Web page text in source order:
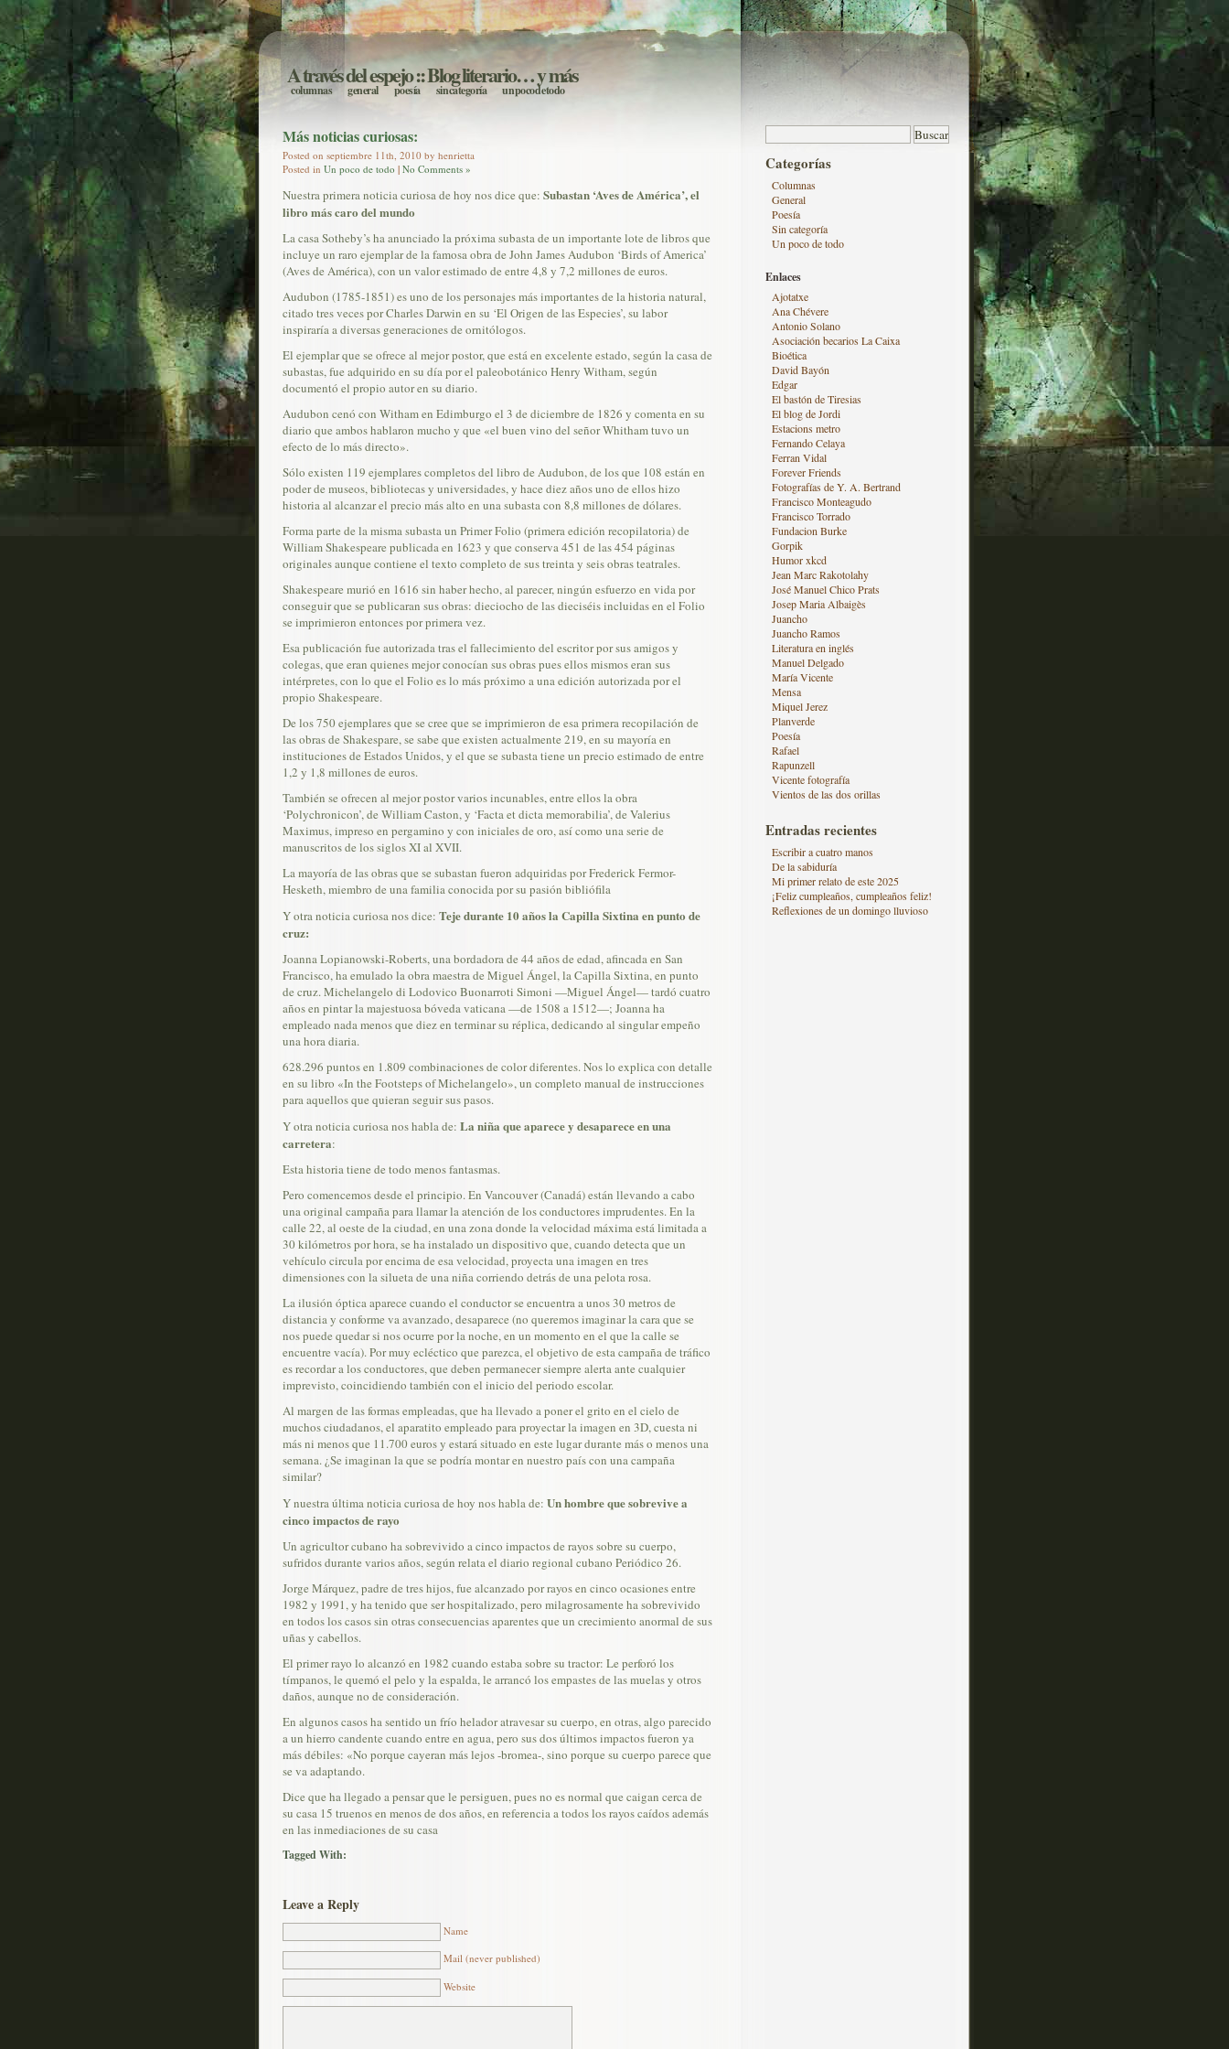
A través del espejo:: Blog literario… y más
columnas general poesía sin categoría un poco de todo
Más noticias curiosas:
Posted on septiembre 11th, 2010 by henrietta
Posted in Un poco de todo | No Comments »
Nuestra primera noticia curiosa de hoy nos dice que: Subastan ‘Aves de América’, el
libro más caro del mundo
La casa Sotheby’s ha anunciado la próxima subasta de un importante lote de libros que
incluye un raro ejemplar de la famosa obra de John James Audubon ‘Birds of America’
(Aves de América), con un valor estimado de entre 4,8 y 7,2 millones de euros.
Audubon (1785-1851) es uno de los personajes más importantes de la historia natural,
citado tres veces por Charles Darwin en su ‘El Origen de las Especies’, su labor
inspiraría a diversas generaciones de ornitólogos.
El ejemplar que se ofrece al mejor postor, que está en excelente estado, según la casa de
subastas, fue adquirido en su día por el paleobotánico Henry Witham, según
documentó el propio autor en su diario.
Audubon cenó con Witham en Edimburgo el 3 de diciembre de 1826 y comenta en su
diario que ambos hablaron mucho y que «el buen vino del señor Whitham tuvo un
efecto de lo más directo».
Sólo existen 119 ejemplares completos del libro de Audubon, de los que 108 están en
poder de museos, bibliotecas y universidades, y hace diez años uno de ellos hizo
historia al alcanzar el precio más alto en una subasta con 8,8 millones de dólares.
Forma parte de la misma subasta un Primer Folio (primera edición recopilatoria) de
William Shakespeare publicada en 1623 y que conserva 451 de las 454 páginas
originales aunque contiene el texto completo de sus treinta y seis obras teatrales.
Shakespeare murió en 1616 sin haber hecho, al parecer, ningún esfuerzo en vida por
conseguir que se publicaran sus obras: dieciocho de las dieciséis incluidas en el Folio
se imprimieron entonces por primera vez.
Esa publicación fue autorizada tras el fallecimiento del escritor por sus amigos y
colegas, que eran quienes mejor conocían sus obras pues ellos mismos eran sus
intérpretes, con lo que el Folio es lo más próximo a una edición autorizada por el
propio Shakespeare.
De los 750 ejemplares que se cree que se imprimieron de esa primera recopilación de
las obras de Shakespare, se sabe que existen actualmente 219, en su mayoría en
instituciones de Estados Unidos, y el que se subasta tiene un precio estimado de entre
1,2 y 1,8 millones de euros.
También se ofrecen al mejor postor varios incunables, entre ellos la obra
‘Polychronicon’, de William Caston, y ‘Facta et dicta memorabilia’, de Valerius
Maximus, impreso en pergamino y con iniciales de oro, así como una serie de
manuscritos de los siglos XI al XVII.
La mayoría de las obras que se subastan fueron adquiridas por Frederick Fermor-
Hesketh, miembro de una familia conocida por su pasión bibliófila
Y otra noticia curiosa nos dice: Teje durante 10 años la Capilla Sixtina en punto de
cruz:
Joanna Lopianowski-Roberts, una bordadora de 44 años de edad, afincada en San
Francisco, ha emulado la obra maestra de Miguel Ángel, la Capilla Sixtina, en punto
de cruz. Michelangelo di Lodovico Buonarroti Simoni —Miguel Ángel— tardó cuatro
años en pintar la majestuosa bóveda vaticana —de 1508 a 1512—; Joanna ha
empleado nada menos que diez en terminar su réplica, dedicando al singular empeño
una hora diaria.
628.296 puntos en 1.809 combinaciones de color diferentes. Nos lo explica con detalle
en su libro «In the Footsteps of Michelangelo», un completo manual de instrucciones
para aquellos que quieran seguir sus pasos.
Y otra noticia curiosa nos habla de: La niña que aparece y desaparece en una
carretera:
Esta historia tiene de todo menos fantasmas.
Pero comencemos desde el principio. En Vancouver (Canadá) están llevando a cabo
una original campaña para llamar la atención de los conductores imprudentes. En la
calle 22, al oeste de la ciudad, en una zona donde la velocidad máxima está limitada a
30 kilómetros por hora, se ha instalado un dispositivo que, cuando detecta que un
vehículo circula por encima de esa velocidad, proyecta una imagen en tres
dimensiones con la silueta de una niña corriendo detrás de una pelota rosa.
La ilusión óptica aparece cuando el conductor se encuentra a unos 30 metros de
distancia y conforme va avanzado, desaparece (no queremos imaginar la cara que se
nos puede quedar si nos ocurre por la noche, en un momento en el que la calle se
encuentre vacía). Por muy ecléctico que parezca, el objetivo de esta campaña de tráfico
es recordar a los conductores, que deben permanecer siempre alerta ante cualquier
imprevisto, coincidiendo también con el inicio del periodo escolar.
Al margen de las formas empleadas, que ha llevado a poner el grito en el cielo de
muchos ciudadanos, el aparatito empleado para proyectar la imagen en 3D, cuesta ni
más ni menos que 11.700 euros y estará situado en este lugar durante más o menos una
semana. ¿Se imaginan la que se podría montar en nuestro país con una campaña
similar?
Y nuestra última noticia curiosa de hoy nos habla de: Un hombre que sobrevive a
cinco impactos de rayo
Un agricultor cubano ha sobrevivido a cinco impactos de rayos sobre su cuerpo,
sufridos durante varios años, según relata el diario regional cubano Periódico 26.
Jorge Márquez, padre de tres hijos, fue alcanzado por rayos en cinco ocasiones entre
1982 y 1991, y ha tenido que ser hospitalizado, pero milagrosamente ha sobrevivido
en todos los casos sin otras consecuencias aparentes que un crecimiento anormal de sus
uñas y cabellos.
El primer rayo lo alcanzó en 1982 cuando estaba sobre su tractor: Le perforó los
tímpanos, le quemó el pelo y la espalda, le arrancó los empastes de las muelas y otros
daños, aunque no de consideración.
En algunos casos ha sentido un frío helador atravesar su cuerpo, en otras, algo parecido
a un hierro candente cuando entre en agua, pero sus dos últimos impactos fueron ya
más débiles: «No porque cayeran más lejos -bromea-, sino porque su cuerpo parece que
se va adaptando.
Dice que ha llegado a pensar que le persiguen, pues no es normal que caigan cerca de
su casa 15 truenos en menos de dos años, en referencia a todos los rayos caídos además
en las inmediaciones de su casa
Tagged With:
Leave a Reply
Name
Mail (never published)
Website
Categorías
Columnas
General
Poesía
Sin categoría
Un poco de todo
Enlaces
Ajotatxe
Ana Chévere
Antonio Solano
Asociación becarios La Caixa
Bioética
David Bayón
Edgar
El bastón de Tiresias
El blog de Jordi
Estacions metro
Fernando Celaya
Ferran Vidal
Forever Friends
Fotografías de Y. A. Bertrand
Francisco Monteagudo
Francisco Torrado
Fundacion Burke
Gorpik
Humor xkcd
Jean Marc Rakotolahy
José Manuel Chico Prats
Josep Maria Albaigès
Juancho
Juancho Ramos
Literatura en inglés
Manuel Delgado
María Vicente
Mensa
Miquel Jerez
Planverde
Poesía
Rafael
Rapunzell
Vicente fotografía
Vientos de las dos orillas
Entradas recientes
Escribir a cuatro manos
De la sabiduría
Mi primer relato de este 2025
¡Feliz cumpleaños, cumpleaños feliz!
Reflexiones de un domingo lluvioso